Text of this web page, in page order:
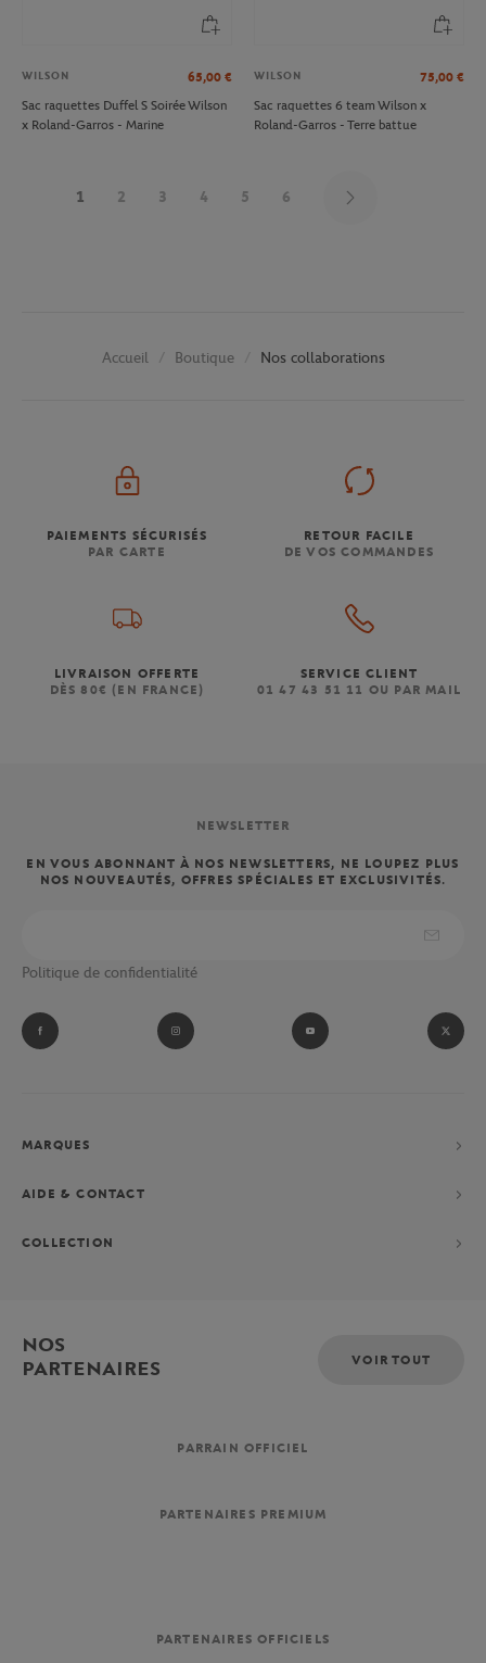
WILSON 65,00 €
Sac raquettes Duffel S Soirée Wilson
x Roland-Garros - Marine
WILSON 75,00 €
Sac raquettes 6 team Wilson x
Roland-Garros - Terre battue
1 2 3 4 5 6
Accueil Boutique Nos collaborations
PAIEMENTS SÉCURISÉS
PAR CARTE
RETOUR FACILE
DE VOS COMMANDES
LIVRAISON OFFERTE
DÈS 80€ (EN FRANCE)
SERVICE CLIENT
01 47 43 51 11 OU PAR MAIL
NEWSLETTER
EN VOUS ABONNANT À NOS NEWSLETTERS, NE LOUPEZ PLUS
NOS NOUVEAUTÉS, OFFRES SPÉCIALES ET EXCLUSIVITÉS.
Politique de confidentialité
MARQUES
AIDE & CONTACT
COLLECTION
NOS
PARTENAIRES
VOIR TOUT
PARRAIN OFFICIEL
PARTENAIRES PREMIUM
PARTENAIRES OFFICIELS